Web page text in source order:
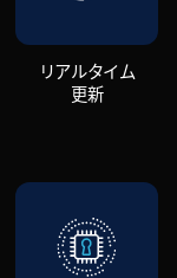
リアルタイム
更新